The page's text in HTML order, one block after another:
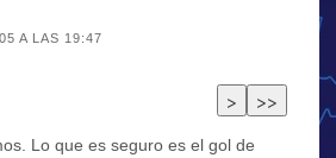
A LAS 19:47
Lo que es seguro es el gol de